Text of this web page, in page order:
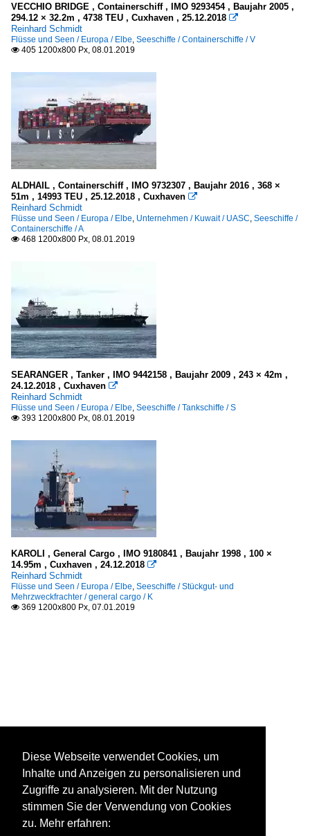
VECCHIO BRIDGE , Containerschiff , IMO 9293454 , Baujahr 2005 ,
294.12 × 32.2m , 4738 TEU , Cuxhaven , 25.12.2018 
Reinhard Schmidt
Flüsse und Seen / Europa / Elbe, Seeschiffe / Containerschiffe / V
 405 1200x800 Px, 08.01.2019
ALDHAIL , Containerschiff , IMO 9732307 , Baujahr 2016 , 368 ×
51m , 14993 TEU , 25.12.2018 , Cuxhaven 
Reinhard Schmidt
Flüsse und Seen / Europa / Elbe, Unternehmen / Kuwait / UASC, Seeschiffe /
Containerschiffe / A
 468 1200x800 Px, 08.01.2019
SEARANGER , Tanker , IMO 9442158 , Baujahr 2009 , 243 × 42m ,
24.12.2018 , Cuxhaven 
Reinhard Schmidt
Flüsse und Seen / Europa / Elbe, Seeschiffe / Tankschiffe / S
 393 1200x800 Px, 08.01.2019
KAROLI , General Cargo , IMO 9180841 , Baujahr 1998 , 100 ×
14.95m , Cuxhaven , 24.12.2018 
Reinhard Schmidt
Flüsse und Seen / Europa / Elbe, Seeschiffe / Stückgut- und
Mehrzweckfrachter / general cargo / K
 369 1200x800 Px, 07.01.2019
Diese Webseite verwendet Cookies, um
Inhalte und Anzeigen zu personalisieren und
Zugriffe zu analysieren. Mit der Nutzung
stimmen Sie der Verwendung von Cookies
zu. Mehr erfahren: